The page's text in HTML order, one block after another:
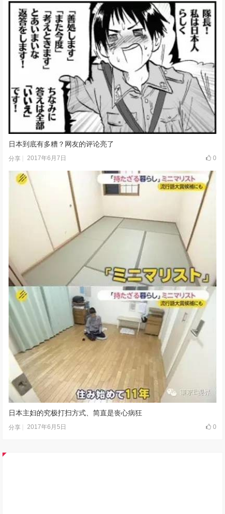
日本到底有多糟？网友的评论亮了
分享 2017年6月7日 0
日本主妇的究极打扫方式、简直是丧心病狂
分享 2017年6月5日 0